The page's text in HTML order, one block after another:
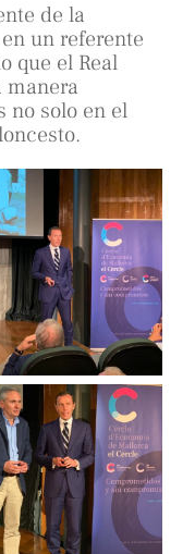
de la
un referente
que el Real
manera
no solo en el